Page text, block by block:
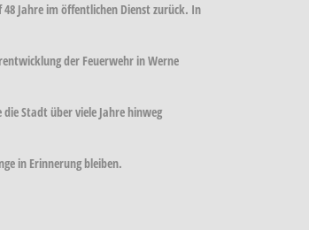
Jahre im öffentlichen Dienst zurück. In
der Feuerwehr in Werne
Stadt über viele Jahre hinweg
in Erinnerung bleiben.